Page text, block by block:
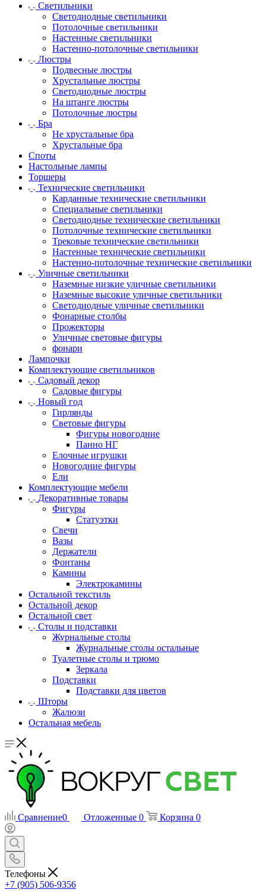
Светильники
Светодиодные светильники
Потолочные светильники
Настенные светильники
Настенно-потолочные светильники
Люстры
Подвесные люстры
Хрустальные люстры
Светодиодные люстры
На штанге люстры
Потолочные люстры
Бра
Не хрустальные бра
Хрустальные бра
Споты
Настольные лампы
Торшеры
Технические светильники
Карданные технические светильники
Специальные светильники
Светодиодные технические светильники
Потолочные технические светильники
Трековые технические светильники
Настенные технические светильники
Настенно-потолочные технические светильники
Уличные светильники
Наземные низкие уличные светильники
Наземные высокие уличные светильники
Светодиодные уличные светильники
Фонарные столбы
Прожекторы
Уличные световые фигуры
фонари
Лампочки
Комплектующие светильников
Садовый декор
Садовые фигуры
Новый год
Гирлянды
Световые фигуры
Фигуры новогодние
Панно НГ
Елочные игрушки
Новогодние фигуры
Ели
Комплектующие мебели
Декоративные товары
Фигуры
Статуэтки
Свечи
Вазы
Держатели
Фонтаны
Камины
Электрокамины
Остальной текстиль
Остальной декор
Остальной свет
Столы и подставки
Журнальные столы
Журнальные столы остальные
Туалетные столы и трюмо
Зеркала
Подставки
Подставки для цветов
Шторы
Жалюзи
Остальная мебель
Сравнение0 Отложенные 0 Корзина 0
Телефоны
+7 (905) 506-9356